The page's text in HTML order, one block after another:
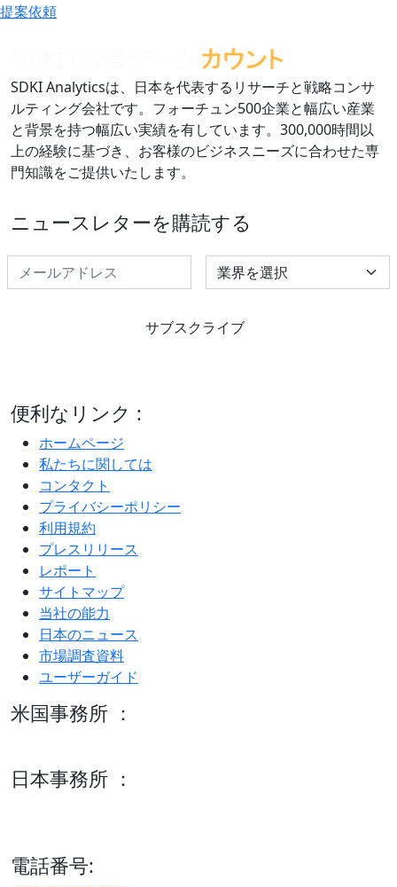
提案依頼
SDKI Analyticsは、日本を代表するリサーチと戦略コンサ
ルティング会社です。フォーチュン500企業と幅広い産業
と背景を持つ幅広い実績を有しています。300,000時間以
上の経験に基づき、お客様のビジネスニーズに合わせた専
門知識をご提供いたします。
ニュースレターを購読する
Select Industry
サブスクライブ
便利なリンク :
ホームページ
私たちに関しては
コンタクト
プライバシーポリシー
利用規約
プレスリリース
レポート
サイトマップ
当社の能力
日本のニュース
市場調査資料
ユーザーガイド
米国事務所 ：
日本事務所 ：
電話番号: